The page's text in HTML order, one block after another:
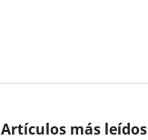
Artículos más